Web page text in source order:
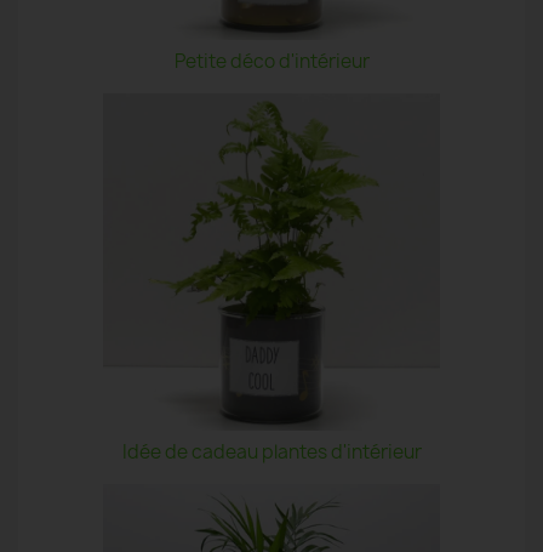
Petite déco d'intérieur
Idée de cadeau plantes d'intérieur